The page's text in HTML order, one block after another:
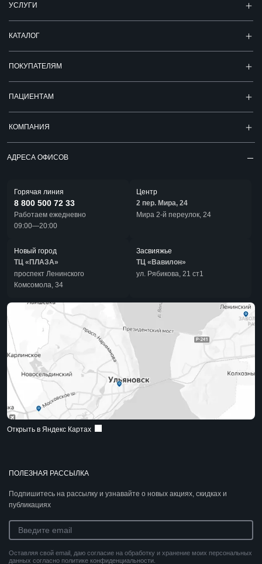
ПОЛЕЗНАЯ РАССЫЛКА
Подпишитесь на рассылку и узнавайте о новых акциях, скидках и
публикациях
Оставляя свой email, даю согласие на обработку и хранение моих персональных
данных согласно политике конфиденциальности.
УСЛУГИ
КАТАЛОГ
ПОКУПАТЕЛЯМ
ПАЦИЕНТАМ
КОМПАНИЯ
АДРЕСА ОФИСОВ
Горячая линия
8 800 500 72 33
Работаем ежедневно
09:00—20:00
Центр
2 пер. Мира, 24
Мира 2-й переулок, 24
Новый город
ТЦ «ПЛАЗА»
проспект Ленинского
Комсомола, 34
Засвияжье
ТЦ «Вавилон»
ул. Рябикова, 21 ст1
Открыть в Яндекс Картах